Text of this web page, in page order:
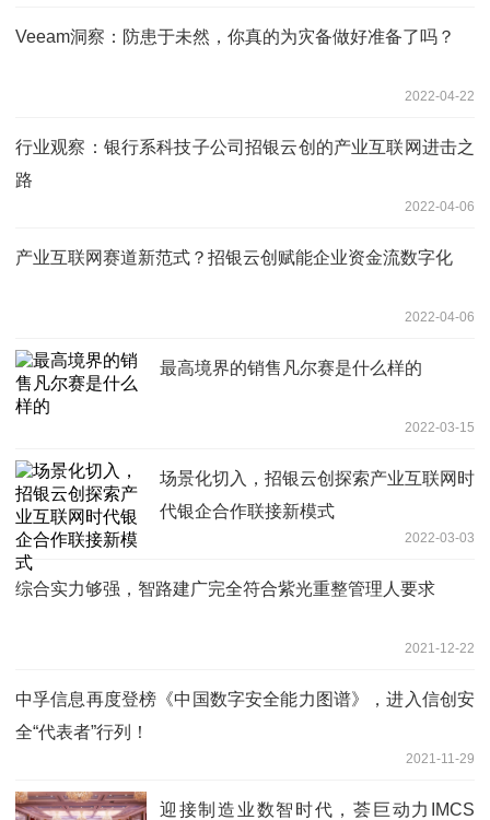
Veeam洞察：防患于未然，你真的为灾备做好准备了吗？
2022-04-22
行业观察：银行系科技子公司招银云创的产业互联网进击之
路
2022-04-06
产业互联网赛道新范式？招银云创赋能企业资金流数字化
2022-04-06
最高境界的销售凡尔赛是什么样的
2022-03-15
场景化切入，招银云创探索产业互联网时
代银企合作联接新模式
2022-03-03
综合实力够强，智路建广完全符合紫光重整管理人要求
2021-12-22
中孚信息再度登榜《中国数字安全能力图谱》，进入信创安
全“代表者”行列！
2021-11-29
迎接制造业数智时代，荟巨动力IMCS